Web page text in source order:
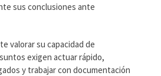
sus conclusiones ante
valorar su capacidad de
exigen actuar rápido,
y trabajar con documentación